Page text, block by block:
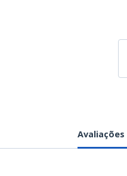
Avaliações